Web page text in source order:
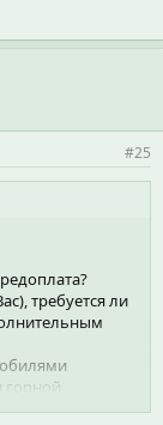
#25
требуется ли